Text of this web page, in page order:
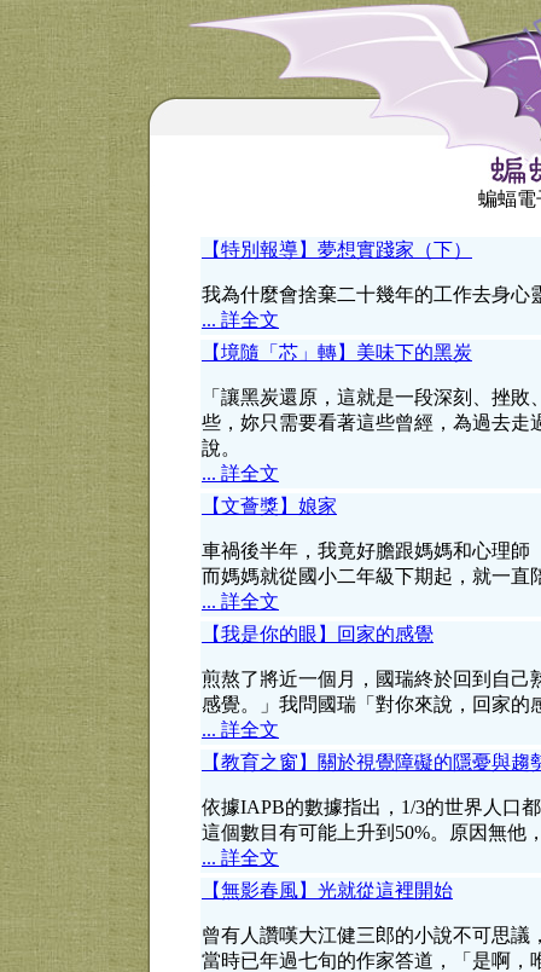
蝙蝠電
【特別報導】夢想實踐家（下）
我為什麼會捨棄二十幾年的工作去身
... 詳全文
【境隨「芯」轉】美味下的黑炭
「讓黑炭還原，這就是一段深刻、挫
些，妳只需要看著這些曾經，為過去
說。
... 詳全文
【文薈獎】娘家
車禍後半年，我竟好膽跟媽媽和心理
而媽媽就從國小二年級下期起，就一直
... 詳全文
【我是你的眼】回家的感覺
煎熬了將近一個月，國瑞終於回到自己
感覺。」我問國瑞「對你來說，回家
... 詳全文
【教育之窗】關於視覺障礙的隱憂與趨
依據IAPB的數據指出，1/3的世界人口
這個數目有可能上升到50%。原因無他
... 詳全文
【無影春風】光就從這裡開始
曾有人讚嘆大江健三郎的小說不可思
當時已年過七旬的作家答道，「是啊，